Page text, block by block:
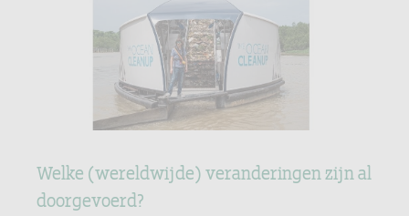
Welke (wereldwijde) veranderingen zijn al
doorgevoerd?